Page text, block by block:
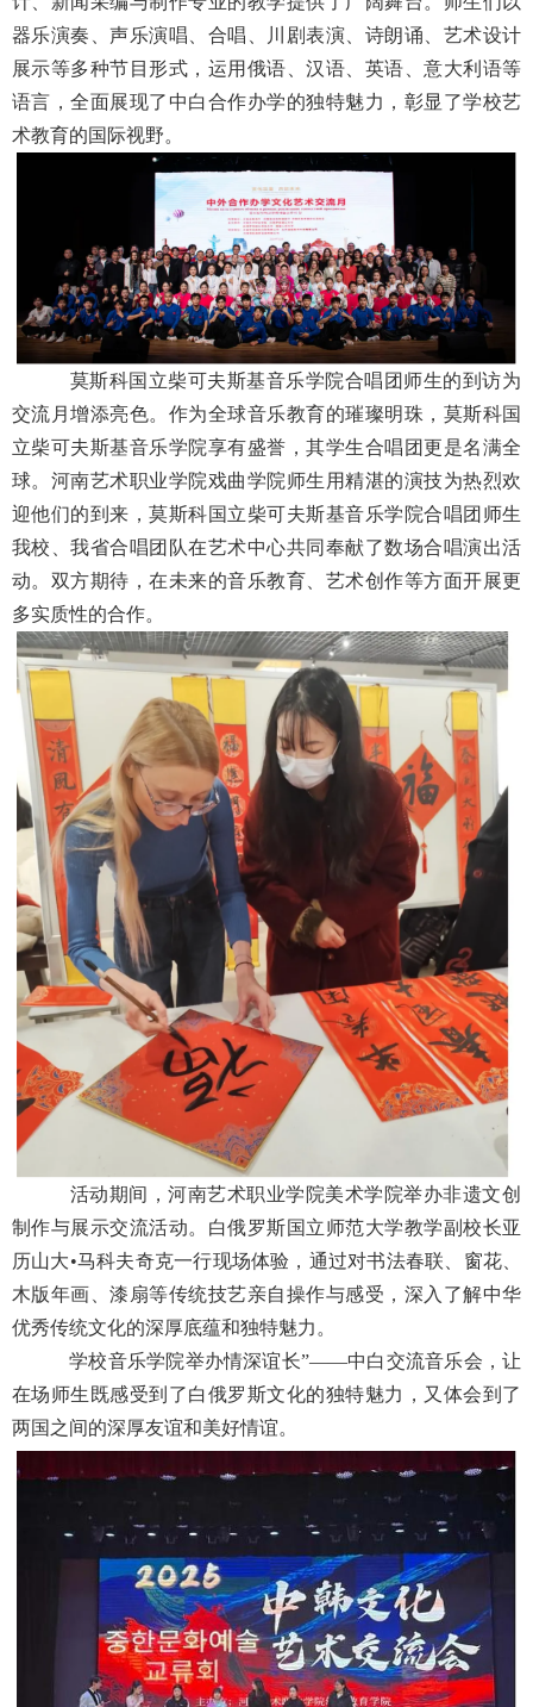
器乐演奏、声乐演唱、合唱、川剧表演、诗朗诵、艺术设计
展示等多种节目形式，运用俄语、汉语、英语、意大利语等
语言，全面展现了中白合作办学的独特魅力，彰显了学校艺
术教育的国际视野。
莫斯科国立柴可夫斯基音乐学院合唱团师生的到访为
交流月增添亮色。作为全球音乐教育的璀璨明珠，莫斯科国
立柴可夫斯基音乐学院享有盛誉，其学生合唱团更是名满全
球。河南艺术职业学院戏曲学院师生用精湛的演技为热烈欢
迎他们的到来，莫斯科国立柴可夫斯基音乐学院合唱团师生
我校、我省合唱团队在艺术中心共同奉献了数场合唱演出活
动。双方期待，在未来的音乐教育、艺术创作等方面开展更
多实质性的合作。
活动期间，河南艺术职业学院美术学院举办非遗文创
制作与展示交流活动。白俄罗斯国立师范大学教学副校长亚
历山大•马科夫奇克一行现场体验，通过对书法春联、窗花、
木版年画、漆扇等传统技艺亲自操作与感受，深入了解中华
优秀传统文化的深厚底蕴和独特魅力。
学校音乐学院举办情深谊长”——中白交流音乐会，让
在场师生既感受到了白俄罗斯文化的独特魅力，又体会到了
两国之间的深厚友谊和美好情谊。